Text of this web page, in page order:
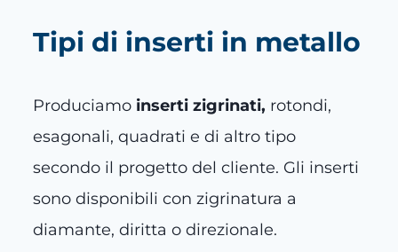
Tipi di inserti in metallo
Produciamo inserti zigrinati, rotondi,
esagonali, quadrati e di altro tipo
secondo il progetto del cliente. Gli inserti
sono disponibili con zigrinatura a
diamante, diritta o direzionale.